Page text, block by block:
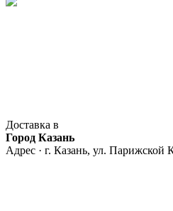
Доставка в
Город Казань
Адрес · г. Казань, ул.